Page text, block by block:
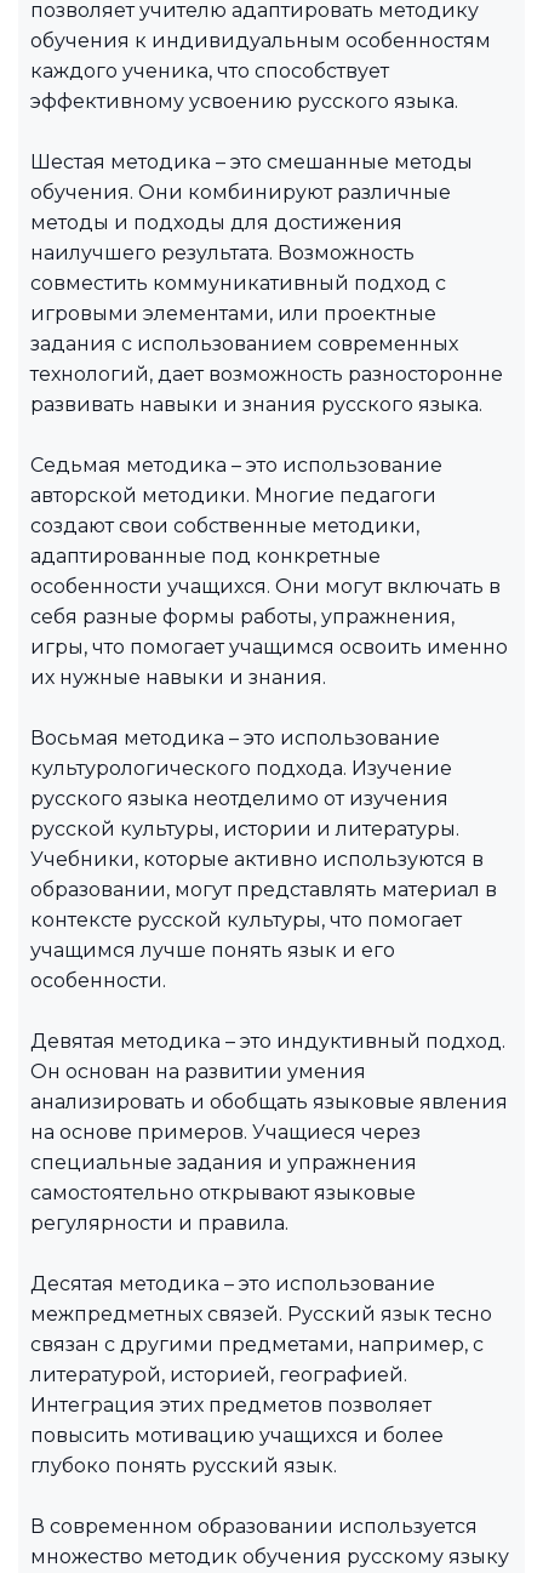
позволяет учителю адаптировать методику
обучения к индивидуальным особенностям
каждого ученика, что способствует
эффективному усвоению русского языка.
Шестая методика – это смешанные методы
обучения. Они комбинируют различные
методы и подходы для достижения
наилучшего результата. Возможность
совместить коммуникативный подход с
игровыми элементами, или проектные
задания с использованием современных
технологий, дает возможность разносторонне
развивать навыки и знания русского языка.
Седьмая методика – это использование
авторской методики. Многие педагоги
создают свои собственные методики,
адаптированные под конкретные
особенности учащихся. Они могут включать в
себя разные формы работы, упражнения,
игры, что помогает учащимся освоить именно
их нужные навыки и знания.
Восьмая методика – это использование
культурологического подхода. Изучение
русского языка неотделимо от изучения
русской культуры, истории и литературы.
Учебники, которые активно используются в
образовании, могут представлять материал в
контексте русской культуры, что помогает
учащимся лучше понять язык и его
особенности.
Девятая методика – это индуктивный подход.
Он основан на развитии умения
анализировать и обобщать языковые явления
на основе примеров. Учащиеся через
специальные задания и упражнения
самостоятельно открывают языковые
регулярности и правила.
Десятая методика – это использование
межпредметных связей. Русский язык тесно
связан с другими предметами, например, с
литературой, историей, географией.
Интеграция этих предметов позволяет
повысить мотивацию учащихся и более
глубоко понять русский язык.
В современном образовании используется
множество методик обучения русскому языку